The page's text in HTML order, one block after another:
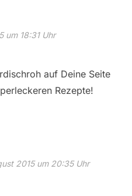
um 18:31 Uhr
auf Deine Seite
Rezepte!
2015 um 20:35 Uhr